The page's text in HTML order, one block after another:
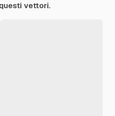
vettori.